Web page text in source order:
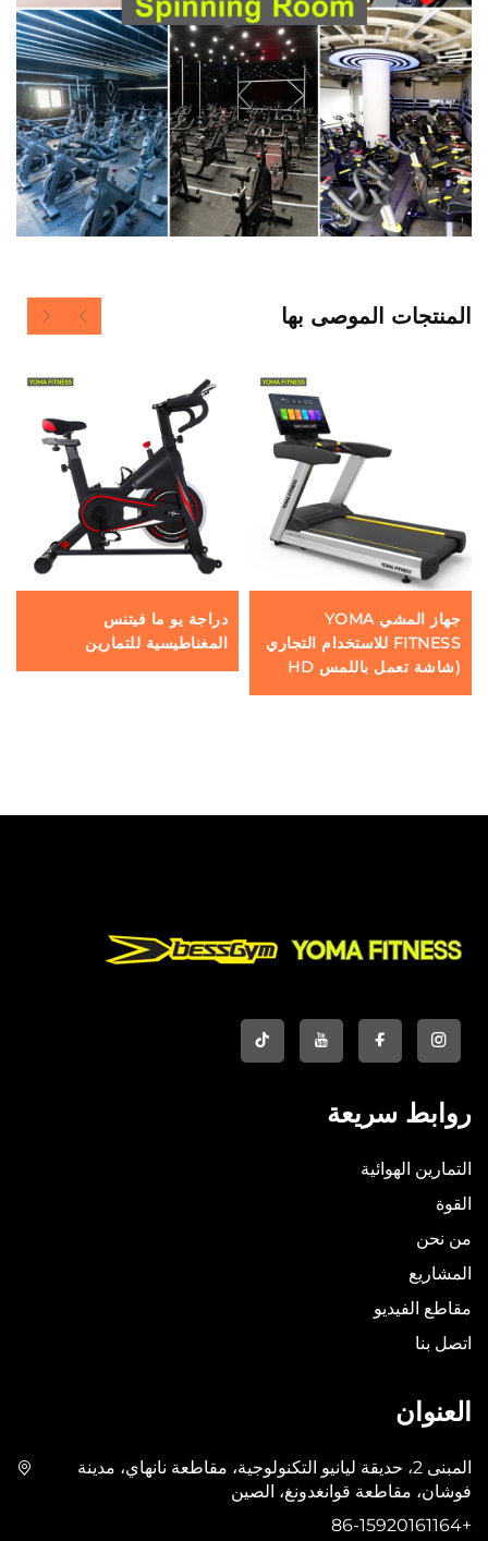
المنتجات الموصى بها
جهاز المشي YOMA
FITNESS للاستخدام التجاري
(شاشة تعمل باللمس HD
مقاس 32 بوصة)
دراجة يو ما فيتنس
المغناطيسية للتمارين
روابط سريعة
التمارين الهوائية
القوة
من نحن
المشاريع
مقاطع الفيديو
اتصل بنا
العنوان
المبنى 2، حديقة ليانيو التكنولوجية، مقاطعة نانهاي، مدينة
فوشان، مقاطعة قوانغدونغ، الصين
+86-15920161164